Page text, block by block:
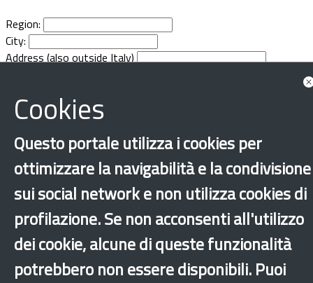
Region:
City:
Address (also outside Italy)
Cookies
Questo portale utilizza i cookies per
ottimizzare la navigabilità e la condivisione
sui social network e non utilizza cookies di
profilazione. Se non acconsenti all'utilizzo
dei cookie, alcune di queste funzionalità
potrebbero non essere disponibili. Puoi